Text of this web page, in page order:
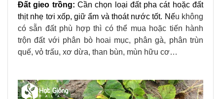
Đất gieo trồng: Cần chọn loại đất pha cát hoặc đất
thịt nhẹ tơi xốp, giữ ẩm và thoát nước tốt. Nếu không
có sẵn đất phù hợp thì có thể mua hoặc tiến hành
trộn đất với phân bò hoai mục, phân gà, phân trùn
quế, vỏ trấu, xơ dừa, than bùn, mùn hữu cơ…